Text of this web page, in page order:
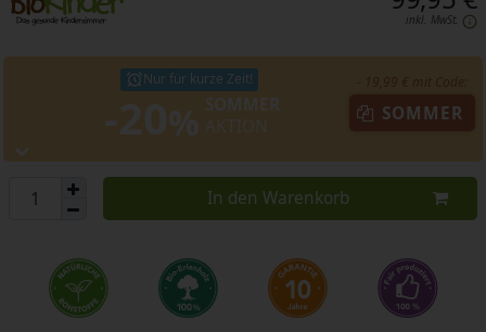
inkl. MwSt.
Nur für kurze Zeit!
SOMMER
In den Warenkorb